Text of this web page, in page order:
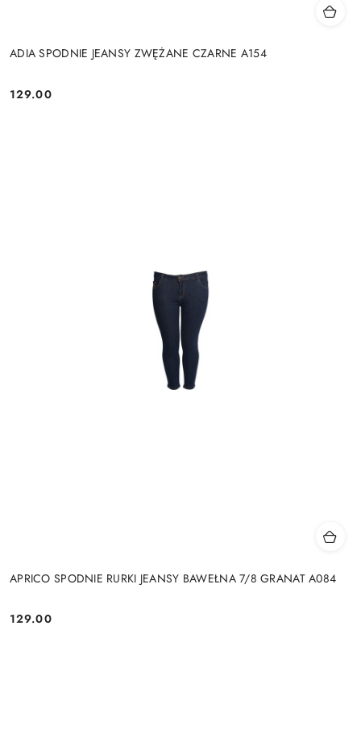
ADIA SPODNIE JEANSY ZWĘŻANE CZARNE A154
Cena:
129.00
APRICO SPODNIE RURKI JEANSY BAWEŁNA 7/8 GRANAT A084
Cena:
129.00